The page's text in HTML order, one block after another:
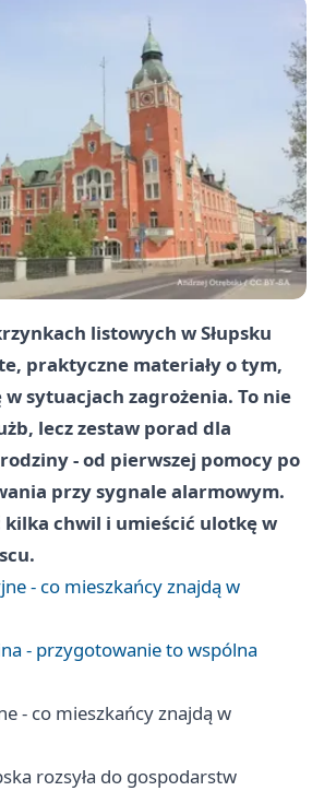
listowych w Słupsku
praktyczne materiały o tym,
w sytuacjach zagrożenia. To nie
lecz zestaw porad dla
- od pierwszej pomocy po
przy sygnale alarmowym.
kilka chwil i umieścić ulotkę w
- co mieszkańcy znajdą w
- przygotowanie to wspólna
- co mieszkańcy znajdą w
rozsyła do gospodarstw